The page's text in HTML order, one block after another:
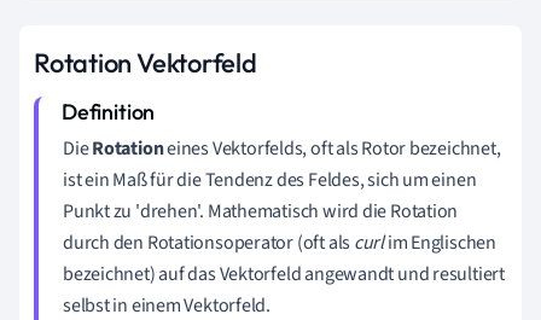
Rotation Vektorfeld
DieRotationeines Vektorfelds, oft als Rotor bezeichnet,
ist ein Maß für die Tendenz des Feldes, sich um einen
Punkt zu 'drehen'. Mathematisch wird die Rotation
durch den Rotationsoperator (oft alscurlim Englischen
bezeichnet) auf das Vektorfeld angewandt und resultiert
selbst in einem Vektorfeld.